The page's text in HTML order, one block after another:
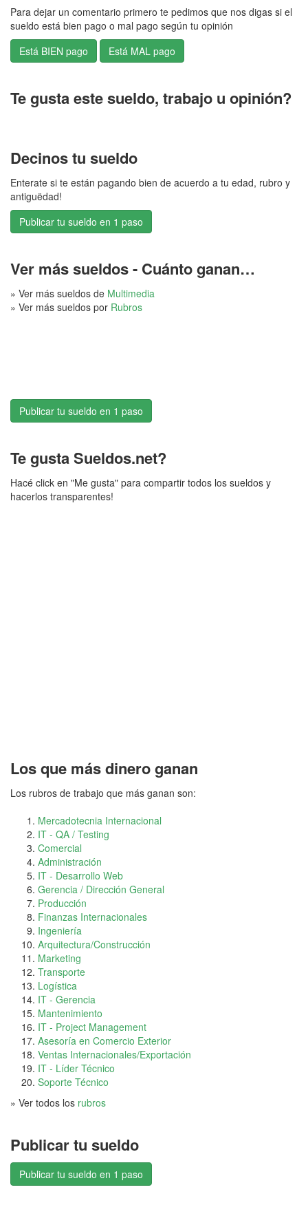
Para dejar un comentario primero te pedimos que nos digas si el
sueldo está bien pago o mal pago según tu opinión
Te gusta este sueldo, trabajo u opinión?
Decinos tu sueldo
Enterate si te están pagando bien de acuerdo a tu edad, rubro y
antiguëdad!
Publicar tu sueldo en 1 paso
Ver más sueldos - Cuánto ganan…
» Ver más sueldos de Multimedia
» Ver más sueldos por Rubros
Publicar tu sueldo en 1 paso
Te gusta Sueldos.net?
Hacé click en "Me gusta" para compartir todos los sueldos y
hacerlos transparentes!
Los que más dinero ganan
Los rubros de trabajo que más ganan son:
Mercadotecnia Internacional
IT - QA / Testing
Comercial
Administración
IT - Desarrollo Web
Gerencia / Dirección General
Producción
Finanzas Internacionales
Ingeniería
Arquitectura/Construcción
Marketing
Transporte
Logística
IT - Gerencia
Mantenimiento
IT - Project Management
Asesoría en Comercio Exterior
Ventas Internacionales/Exportación
IT - Líder Técnico
Soporte Técnico
» Ver todos los rubros
Publicar tu sueldo
Publicar tu sueldo en 1 paso